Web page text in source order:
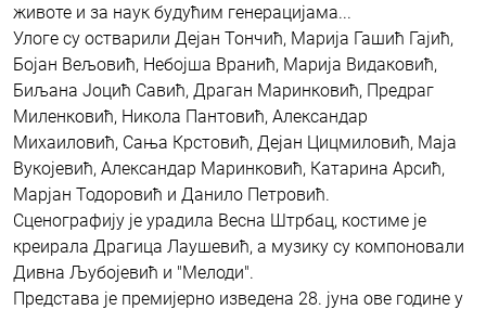
животе и за наук будућим генерацијама...
Улоге су остварили Дејан Тончић, Марија Гашић Гајић,
Бојан Вељовић, Небојша Вранић, Марија Видаковић,
Биљана Јоцић Савић, Драган Маринковић, Предраг
Миленковић, Никола Пантовић, Александар
Михаиловић, Сања Крстовић, Дејан Цицмиловић, Маја
Вукојевић, Александар Маринковић, Катарина Арсић,
Марјан Тодоровић и Данило Петровић.
Сценографију је урадила Весна Штрбац, костиме је
креирала Драгица Лаушевић, а музику су компоновали
Дивна Љубојевић и "Мелоди".
Представа је премијерно изведена 28. јуна ове године у